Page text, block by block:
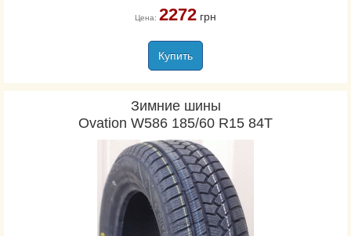
Цена: 2272грн
Купить
Зимние шины
Ovation W586 185/60 R15 84T